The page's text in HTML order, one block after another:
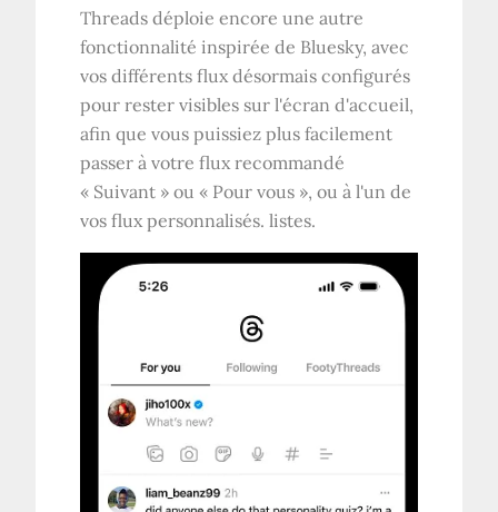
Threads déploie encore une autre
fonctionnalité inspirée de Bluesky, avec
vos différents flux désormais configurés
pour rester visibles sur l'écran d'accueil,
afin que vous puissiez plus facilement
passer à votre flux recommandé
« Suivant » ou « Pour vous », ou à l'un de
vos flux personnalisés. listes.